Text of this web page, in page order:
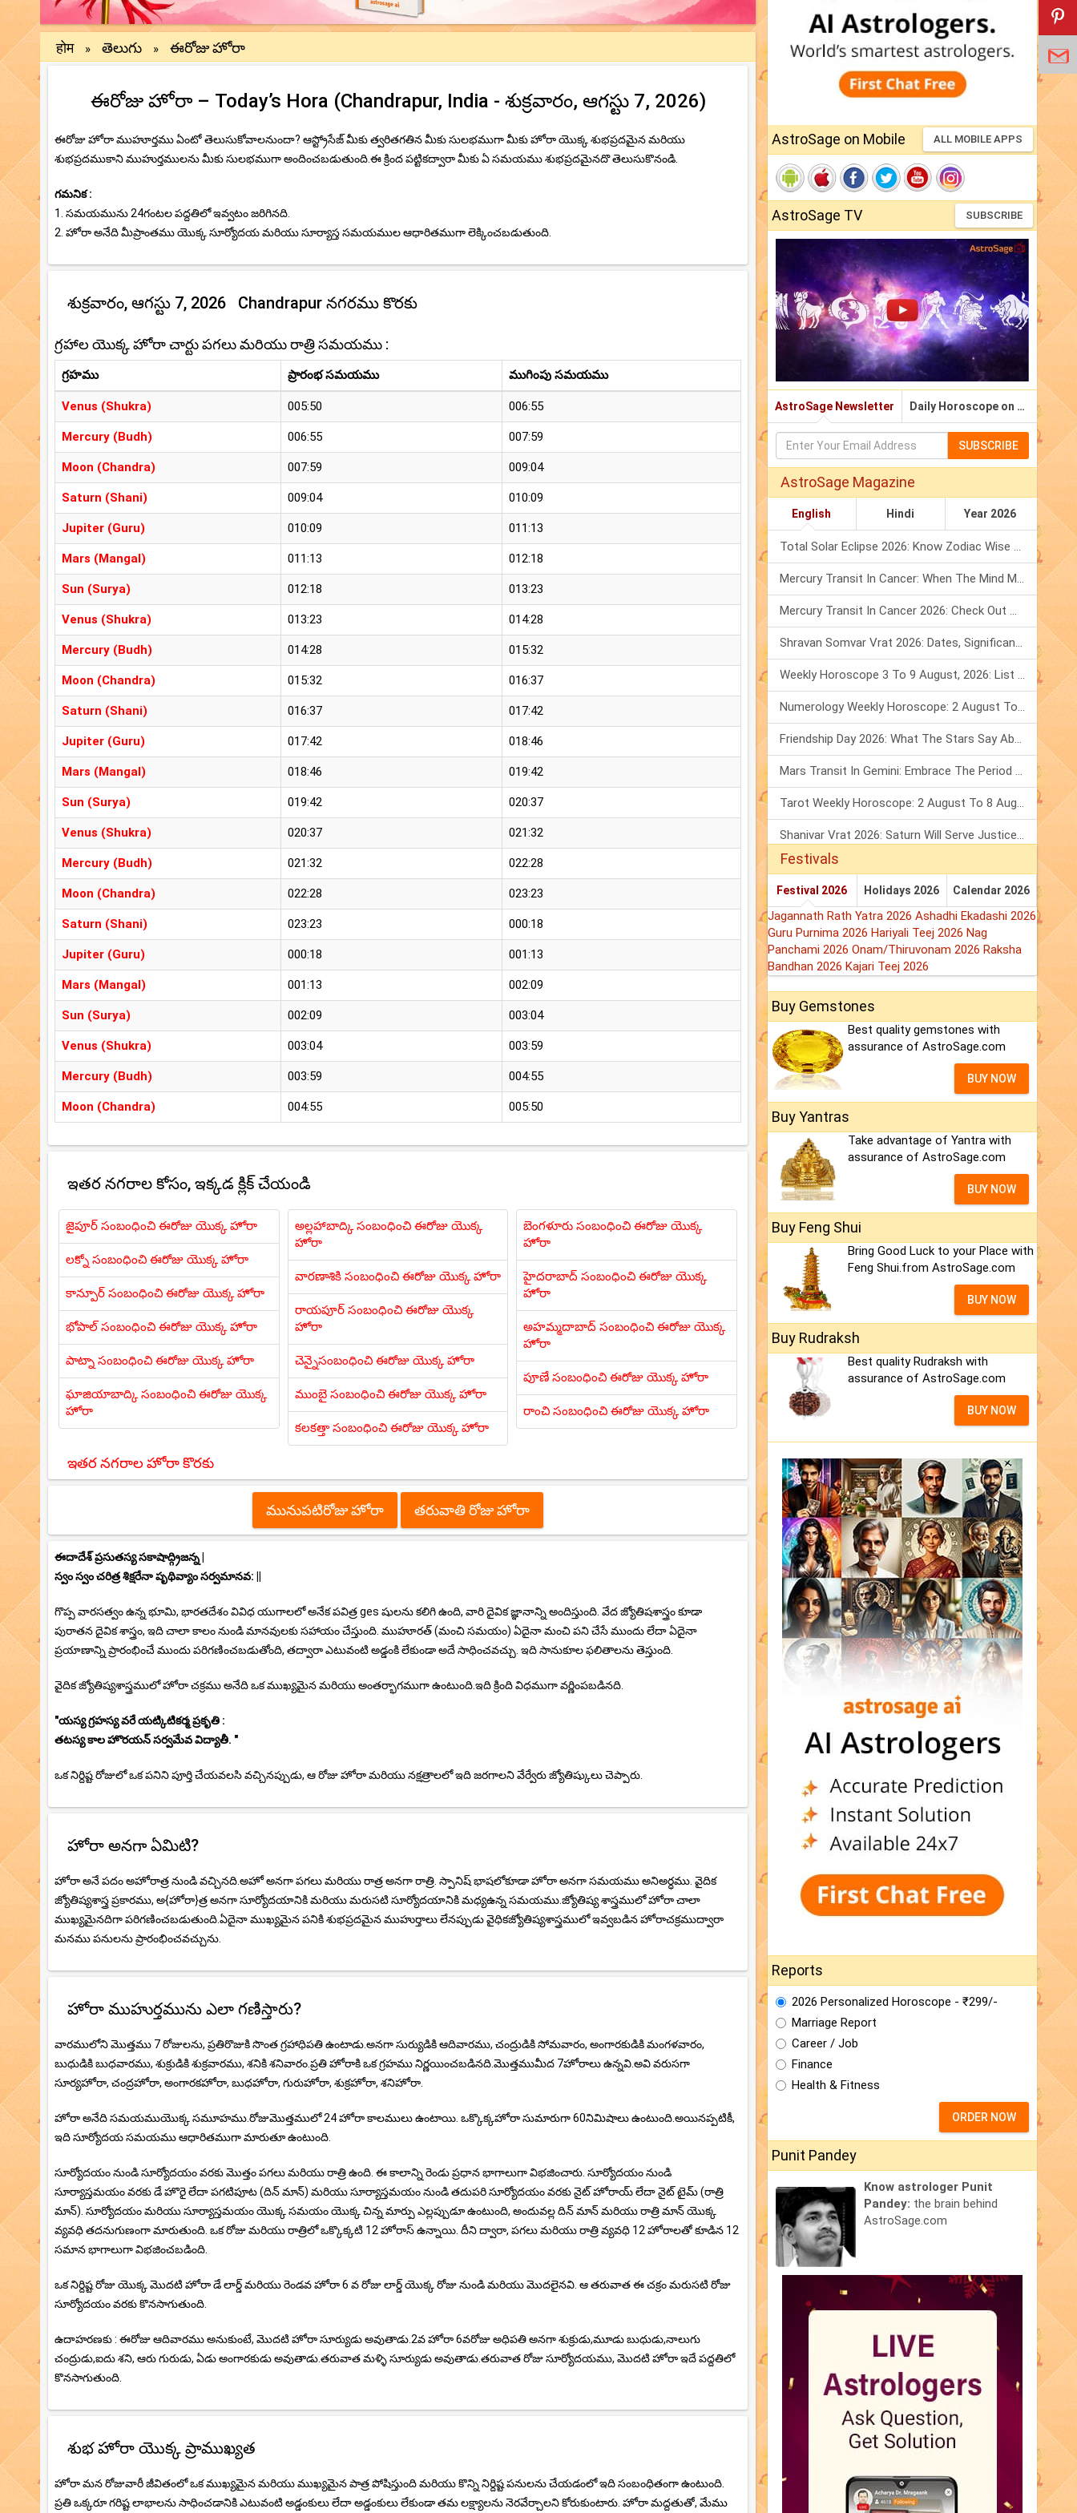
होम » తెలుగు » ఈరోజు హోరా
ఈరోజు హోరా – Today’s Hora (Chandrapur, India - శుక్రవారం, ఆగస్టు 7, 2026)
ఈరోజు హోరా ముహూర్తము ఏంటో తెలుసుకోవాలనుందా? ఆస్ట్రోసేజ్ మీకు త్వరితగతిన మీకు సులభముగా మీకు హోరా యొక్క శుభప్రదమైన మరియు
శుభప్రదముకాని ముహుర్తములను మీకు సులభముగా అందించబడుతుంది.ఈ క్రింద పట్టికద్వారా మీకు ఏ సమయము శుభప్రదమైనదొ తెలుసుకొనండి.
గమనిక :
1. సమయమును 24గంటల పద్దతిలో ఇవ్వటం జరిగినది.
2. హోరా అనేది మీప్రాంతము యొక్క సూర్యోదయ మరియు సూర్యాస్త సమయముల ఆధారితముగా లెక్కించబడుతుంది.
శుక్రవారం, ఆగస్టు 7, 2026 Chandrapur నగరము కొరకు
గ్రహాల యొక్క హోరా చార్టు పగలు మరియు రాత్రి సమయము :
గ్రహము ప్రారంభ సమయము ముగింపు సమయము
Venus (Shukra) 005:50 006:55
Mercury (Budh) 006:55 007:59
Moon (Chandra) 007:59 009:04
Saturn (Shani) 009:04 010:09
Jupiter (Guru) 010:09 011:13
Mars (Mangal) 011:13 012:18
Sun (Surya) 012:18 013:23
Venus (Shukra) 013:23 014:28
Mercury (Budh) 014:28 015:32
Moon (Chandra) 015:32 016:37
Saturn (Shani) 016:37 017:42
Jupiter (Guru) 017:42 018:46
Mars (Mangal) 018:46 019:42
Sun (Surya) 019:42 020:37
Venus (Shukra) 020:37 021:32
Mercury (Budh) 021:32 022:28
Moon (Chandra) 022:28 023:23
Saturn (Shani) 023:23 000:18
Jupiter (Guru) 000:18 001:13
Mars (Mangal) 001:13 002:09
Sun (Surya) 002:09 003:04
Venus (Shukra) 003:04 003:59
Mercury (Budh) 003:59 004:55
Moon (Chandra) 004:55 005:50
ఇతర నగరాల కోసం, ఇక్కడ క్లిక్ చేయండి
జైపూర్ సంబంధించి ఈరోజు యొక్క హోరా
లక్నో సంబంధించి ఈరోజు యొక్క హోరా
కాన్పూర్ సంబంధించి ఈరోజు యొక్క హోరా
భోపాల్ సంబంధించి ఈరోజు యొక్క హోరా
పాట్నా సంబంధించి ఈరోజు యొక్క హోరా
ఘాజియాబాద్కి సంబంధించి ఈరోజు యొక్క
హోరా
అల్లహాబాద్కి సంబంధించి ఈరోజు యొక్క
హోరా
వారణాశికి సంబంధించి ఈరోజు యొక్క హోరా
రాయపూర్ సంబంధించి ఈరోజు యొక్క
హోరా
చెన్నైసంబంధించి ఈరోజు యొక్క హోరా
ముంబై సంబంధించి ఈరోజు యొక్క హోరా
కలకత్తా సంబంధించి ఈరోజు యొక్క హోరా
బెంగళూరు సంబంధించి ఈరోజు యొక్క
హోరా
హైదరాబాద్ సంబంధించి ఈరోజు యొక్క
హోరా
అహమ్మదాబాద్ సంబంధించి ఈరోజు యొక్క
హోరా
పూణే సంబంధించి ఈరోజు యొక్క హోరా
రాంచి సంబంధించి ఈరోజు యొక్క హోరా
ఇతర నగరాల హోరా కొరకు
మునుపటిరోజు హోరా తరువాతి రోజు హోరా
ఈదాదేశ్ ప్రసుతస్య సకాషాద్గ్రిజన్న |
స్వం స్వం చరిత్ర శిక్షరేనా పృథివ్యాం సర్వమానవ: ||
గొప్ప వారసత్వం ఉన్న భూమి, భారతదేశం వివిధ యుగాలలో అనేక పవిత్ర ges షులను కలిగి ఉంది, వారి దైవిక జ్ఞానాన్ని అందిస్తుంది. వేద జ్యోతిషశాస్త్రం కూడా
పురాతన దైవిక శాస్త్రం, ఇది చాలా కాలం నుండి మానవులకు సహాయం చేస్తుంది. ముహూరత్ (మంచి సమయం) ఏదైనా మంచి పని చేసే ముందు లేదా ఏదైనా
ప్రయాణాన్ని ప్రారంభించే ముందు పరిగణించబడుతోంది, తద్వారా ఎటువంటి అడ్డంకి లేకుండా అదే సాధించవచ్చు. ఇది సానుకూల ఫలితాలను తెస్తుంది.
వైదిక జ్యోతిష్యశాస్త్రములో హోరా చక్రము అనేది ఒక ముఖ్యమైన మరియు అంతర్భాగముగా ఉంటుంది.ఇది క్రింది విధముగా వర్ణింపబడినది.
"యస్య గ్రహస్య వరే యట్కిటికర్మ ప్రకృతి :
తటస్య కాల హొరయన్ సర్వమేవ విద్యాతీ. "
ఒక నిర్దిష్ట రోజులో ఒక పనిని పూర్తి చేయవలసి వచ్చినప్పుడు, ఆ రోజు హోరా మరియు నక్షత్రాలలో ఇది జరగాలని వేర్వేరు జ్యోతిష్కులు చెప్పారు.
హోరా అనగా ఏమిటి?
హోరా అనే పదం అహోరాత్ర నుండి వచ్చినది.అహో అనగా పగలు మరియు రాత్ర అనగా రాత్రి. స్పానిష్ భాషలోకూడా హోరా అనగా సమయము అనిఅర్ధము. వైదిక
జ్యోతిష్యశాస్త్ర ప్రకారము, అ{హోరా}త్ర అనగా సూర్యోదయానికి మరియు మరుసటి సూర్యోదయానికి మధ్యఉన్న సమయము.జ్యోతిష్య శాస్త్రములో హోరా చాలా
ముఖ్యమైనదిగా పరిగణించబడుతుంది.ఏదైనా ముఖ్యమైన పనికి శుభప్రదమైన ముహుర్తాలు లేనప్పుడు వైధికజ్యోతిష్యశాస్త్రములో ఇవ్వబడిన హోరాచక్రముద్వారా
మనము పనులను ప్రారంభించవచ్చును.
హోరా ముహుర్తమును ఎలా గణిస్తారు?
వారములోని మొత్తము 7 రోజులను, ప్రతిరొజుకి సొంత గ్రహాధిపతి ఉంటాడు.అనగా సుర్యుడికి ఆదివారము, చంద్రుడికి సోమవారం, అంగారకుడికి మంగళవారం,
బుధుడికి బుధవారము, శుక్రుడికి శుక్రవారము, శనికి శనివారం.ప్రతి హోరాకి ఒక గ్రహము నిర్ణయించబడినది.మొత్తముమీద 7హోరాలు ఉన్నవి.అవి వరుసగా
సూర్యహోరా, చంద్రహోరా, అంగారకహోరా, బుధహోరా, గురుహోరా, శుక్రహోరా, శనిహోరా.
హోరా అనేది సమయముయొక్క సమూహము.రోజుమొత్తములో 24 హోరా కాలములు ఉంటాయి. ఒక్కొక్కహోరా సుమారుగా 60నిమిషాలు ఉంటుంది.అయినప్పటికీ,
ఇది సూర్యోదయ సమయము ఆధారితముగా మారుతూ ఉంటుంది.
సూర్యోదయం నుండి సూర్యోదయం వరకు మొత్తం పగలు మరియు రాత్రి ఉంది. ఈ కాలాన్ని రెండు ప్రధాన భాగాలుగా విభజించారు. సూర్యోదయం నుండి
సూర్యాస్తమయం వరకు డే హొరై లేదా పగటిపూట (దిన్ మాన్) మరియు సూర్యాస్తమయం నుండి తదుపరి సూర్యోదయం వరకు నైట్ హోరాయ్ లేదా నైట్ టైమ్ (రాత్రి
మాన్). సూర్యోదయం మరియు సూర్యాస్తమయం యొక్క సమయం యొక్క చిన్న మార్పు ఎల్లప్పుడూ ఉంటుంది, అందువల్ల దిన్ మాన్ మరియు రాత్రి మాన్ యొక్క
వ్యవధి తదనుగుణంగా మారుతుంది. ఒక రోజు మరియు రాత్రిలో ఒక్కొక్కటి 12 హోరాస్ ఉన్నాయి. దీని ద్వారా, పగలు మరియు రాత్రి వ్యవధి 12 హోరాలతో కూడిన 12
సమాన భాగాలుగా విభజించబడింది.
ఒక నిర్దిష్ట రోజు యొక్క మొదటి హోరా డే లార్డ్ మరియు రెండవ హోరా 6 వ రోజు లార్డ్ యొక్క రోజు నుండి మరియు మొదలైనవి. ఆ తరువాత ఈ చక్రం మరుసటి రోజు
సూర్యోదయం వరకు కొనసాగుతుంది.
ఉదాహరణకు : ఈరోజు ఆదివారము అనుకుంటే, మొదటి హోరా సూర్యుడు అవుతాడు.2వ హోరా 6వరోజు అధిపతి అనగా శుక్రుడు,మూడు బుధుడు,నాలుగు
చంద్రుడు,ఐదు శని, ఆరు గురుడు, ఏడు అంగారకుడు అవుతాడు.తరువాత మళ్ళి సూర్యుడు అవుతాడు.తరువాత రోజు సూర్యోదయము, మొదటి హోరా ఇదే పద్దతిలో
కొనసాగుతుంది.
శుభ హోరా యొక్క ప్రాముఖ్యత
హోరా మన రోజువారీ జీవితంలో ఒక ముఖ్యమైన మరియు ముఖ్యమైన పాత్ర పోషిస్తుంది మరియు కొన్ని నిర్దిష్ట పనులను చేయడంలో ఇది సంబంధితంగా ఉంటుంది.
ప్రతి ఒక్కరూ గరిష్ట లాభాలను సాధించడానికి ఎటువంటి అడ్డంకులు లేదా అడ్డంకులు లేకుండా తమ లక్ష్యాలను నెరవేర్చాలని కోరుకుంటారు. హోరా మద్దతుతో, మేము
AstroSage on Mobile ALL MOBILE APPS
AstroSage TV SUBSCRIBE
AstroSage Newsletter Daily Horoscope on Email
SUBSCRIBE
AstroSage Magazine
English Hindi Year 2026
Total Solar Eclipse 2026: Know Zodiac Wise Prediction
Mercury Transit In Cancer: When The Mind Meets The Heart!
Mercury Transit In Cancer 2026: Check Out What It Brings For You
Shravan Somvar Vrat 2026: Dates, Significance & Rituals In August
Weekly Horoscope 3 To 9 August, 2026: List Of Fasts & Festivals
Numerology Weekly Horoscope: 2 August To 8 August, 2026
Friendship Day 2026: What The Stars Say About Your Best Friend!
Mars Transit In Gemini: Embrace The Period Full Of Energy & Intelligence
Tarot Weekly Horoscope: 2 August To 8 August, 2026
Shanivar Vrat 2026: Saturn Will Serve Justice In Sawan Month!
Festivals
Festival 2026 Holidays 2026 Calendar 2026
Jagannath Rath Yatra 2026 Ashadhi Ekadashi 2026
Guru Purnima 2026 Hariyali Teej 2026 Nag
Panchami 2026 Onam/Thiruvonam 2026 Raksha
Bandhan 2026 Kajari Teej 2026
Buy Gemstones
Best quality gemstones with
assurance of AstroSage.com
BUY NOW
Buy Yantras
Take advantage of Yantra with
assurance of AstroSage.com
BUY NOW
Buy Feng Shui
Bring Good Luck to your Place with
Feng Shui.from AstroSage.com
BUY NOW
Buy Rudraksh
Best quality Rudraksh with
assurance of AstroSage.com
BUY NOW
Reports
2026 Personalized Horoscope - ₹299/-
Marriage Report
Career / Job
Finance
Health & Fitness
ORDER NOW
Punit Pandey
Know astrologer Punit
Pandey: the brain behind
AstroSage.com